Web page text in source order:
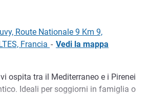
Route Nationale 9 Km 9,
Francia - Vedi la mappa
vi ospita tra il Mediterraneo e i Pirenei
Ideali per soggiorni in famiglia o